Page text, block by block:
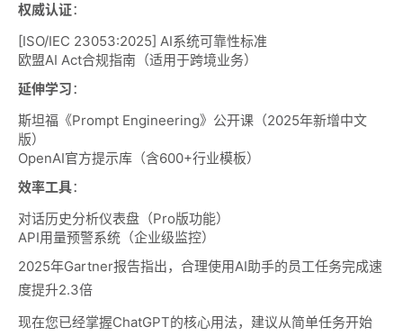
权威认证：
[ISO/IEC 23053:2025] AI系统可靠性标准
欧盟AI Act合规指南（适用于跨境业务）
延伸学习：
斯坦福《Prompt Engineering》公开课（2025年新增中文
版）
OpenAI官方提示库（含600+行业模板）
效率工具：
对话历史分析仪表盘（Pro版功能）
API用量预警系统（企业级监控）
2025年Gartner报告指出，合理使用AI助手的员工任务完成速
度提升2.3倍
现在您已经掌握ChatGPT的核心用法，建议从简单任务开始